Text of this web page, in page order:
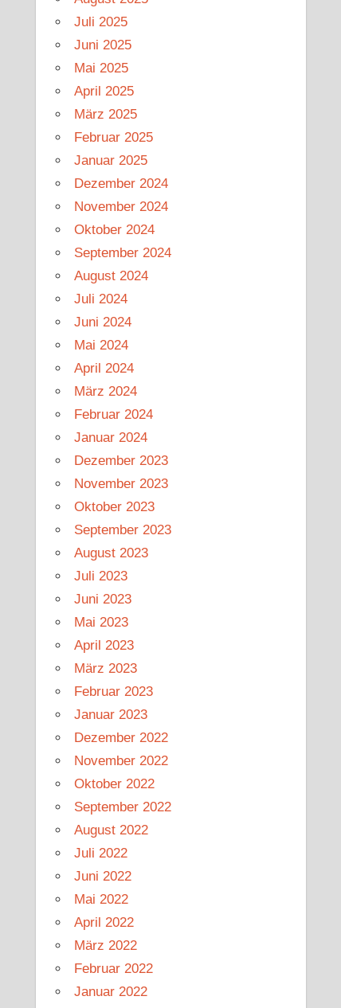
Juli 2025
Juni 2025
Mai 2025
April 2025
März 2025
Februar 2025
Januar 2025
Dezember 2024
November 2024
Oktober 2024
September 2024
August 2024
Juli 2024
Juni 2024
Mai 2024
April 2024
März 2024
Februar 2024
Januar 2024
Dezember 2023
November 2023
Oktober 2023
September 2023
August 2023
Juli 2023
Juni 2023
Mai 2023
April 2023
März 2023
Februar 2023
Januar 2023
Dezember 2022
November 2022
Oktober 2022
September 2022
August 2022
Juli 2022
Juni 2022
Mai 2022
April 2022
März 2022
Februar 2022
Januar 2022